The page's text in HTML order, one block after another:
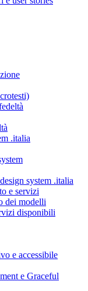
.italia
system .italia
e servizi
dei modelli
disponibili
e accessibile
e Graceful